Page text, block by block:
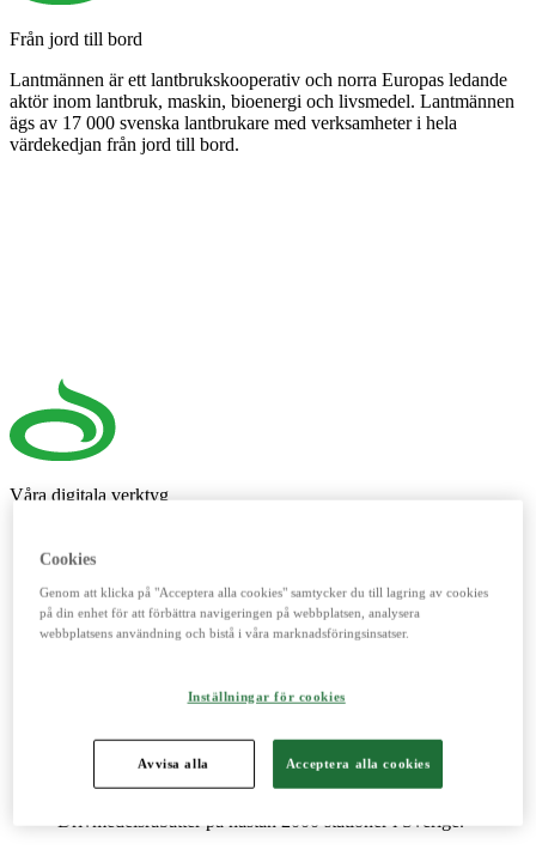
Från jord till bord
Lantmännen är ett lantbrukskooperativ och norra Europas ledande
aktör inom lantbruk, maskin, bioenergi och livsmedel. Lantmännen
ägs av 17 000 svenska lantbrukare med verksamheter i hela
värdekedjan från jord till bord.
Våra digitala verktyg
handlar du spannmål, utför kassatjänster, beställer foder och
reservdelar till dina maskiner och mycket mer. Fungerar lika
bra mobilt som på datorn.
Lantmännenkortet
Lantmännenkortet är för dig som är verksam inom de gröna
Drivmedelsrabatter på nästan 2000 stationer i Sverige.
Cookies
Genom att klicka på "Acceptera alla cookies" samtycker du till lagring av cookies
på din enhet för att förbättra navigeringen på webbplatsen, analysera
webbplatsens användning och bistå i våra marknadsföringsinsatser.
Inställningar för cookies
Avvisa alla Acceptera alla cookies